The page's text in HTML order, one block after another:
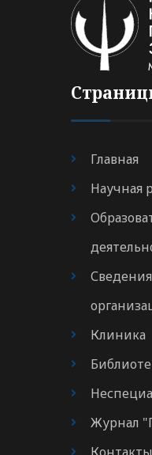
Главная
Научная
Клиника
Журнал